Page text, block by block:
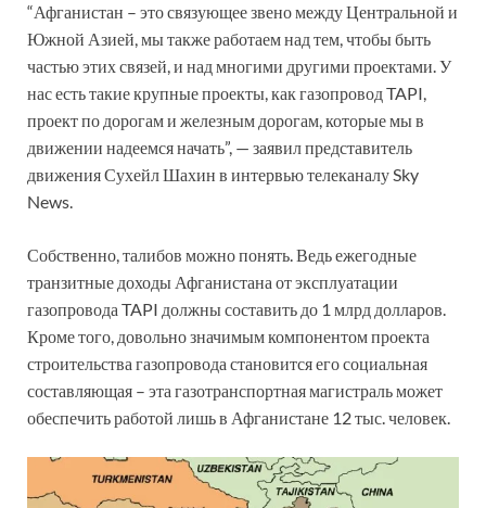
“Афганистан – это связующее звено между Центральной и
Южной Азией, мы также работаем над тем, чтобы быть
частью этих связей, и над многими другими проектами. У
нас есть такие крупные проекты, как газопровод TAPI,
проект по дорогам и железным дорогам, которые мы в
движении надеемся начать”, — заявил представитель
движения Сухейл Шахин в интервью телеканалу Sky
News.
Собственно, талибов можно понять. Ведь ежегодные
транзитные доходы Афганистана от эксплуатации
газопровода TAPI должны составить до 1 млрд долларов.
Кроме того, довольно значимым компонентом проекта
строительства газопровода становится его социальная
составляющая – эта газотранспортная магистраль может
обеспечить работой лишь в Афганистане 12 тыс. человек.